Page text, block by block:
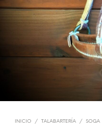
INICIO / TALABARTERÍA / SOGA